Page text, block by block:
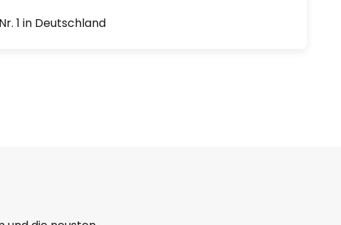
1 in Deutschland